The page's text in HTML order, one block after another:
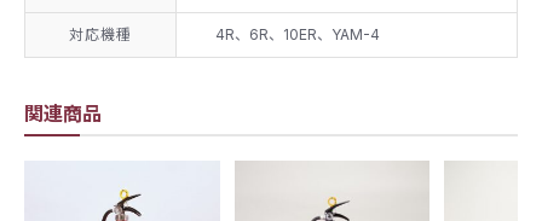
関連商品
対応機種 4R、6R、10ER、YAM-4